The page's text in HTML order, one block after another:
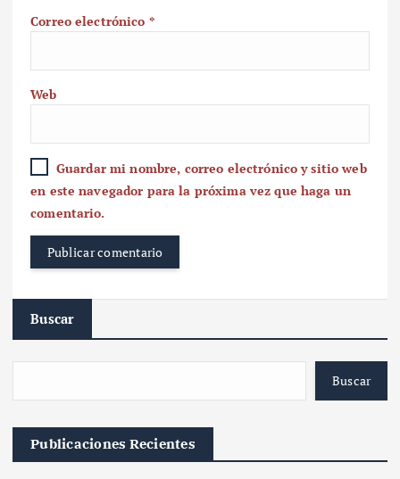
Correo electrónico *
Web
Guardar mi nombre, correo electrónico y sitio web
en este navegador para la próxima vez que haga un
comentario.
Buscar
Buscar
Publicaciones Recientes